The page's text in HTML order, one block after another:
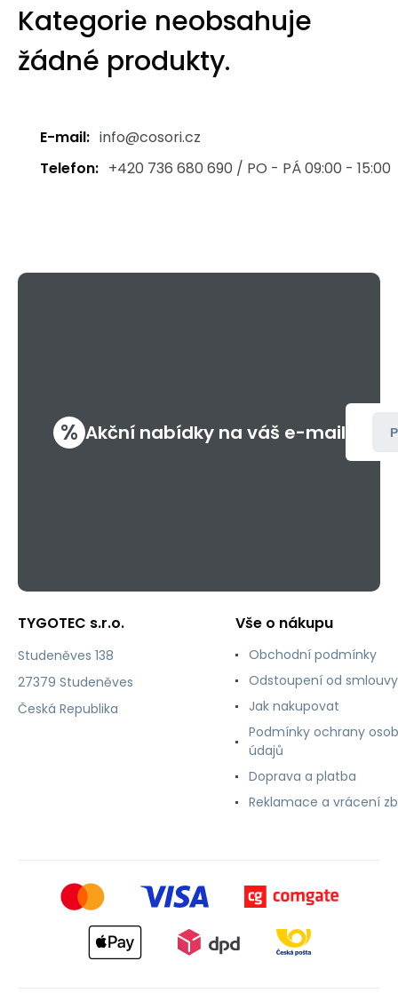
Kategorie neobsahuje
žádné produkty.
E-mail: info@cosori.cz
Telefon: +420 736 680 690 / PO - PÁ 09:00 - 15:00
% Akční nabídky na váš e-mail
TYGOTEC s.r.o.
Studeněves 138
27379 Studeněves
Česká Republika
Vše o nákupu
Obchodní podmínky
Odstoupení od smlouvy
Jak nakupovat
Podmínky ochrany
údajů
Doprava a platba
Reklamace a vrácení